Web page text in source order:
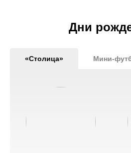
Дни
«Столица» Мини-